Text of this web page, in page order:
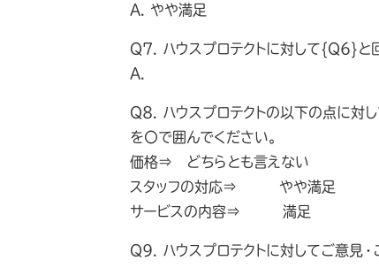
A. やや満足
Q7. ハウスプロテクトに対して{Q6}と
A.
Q8. ハウスプロテクトの以下の点に対
を〇で囲んでください。
価格⇒ どちらとも言えない
スタッフの対応⇒ やや満足
サービスの内容⇒ 満足
Q9. ハウスプロテクトに対してご意見・